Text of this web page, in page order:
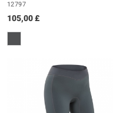
12797
105,00 £